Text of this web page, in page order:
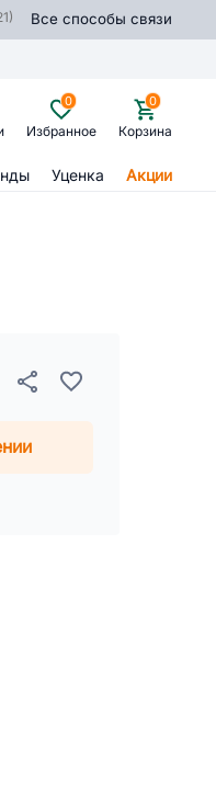
Все способы связи
Избранное
0
Корзина
0
Уценка Акции